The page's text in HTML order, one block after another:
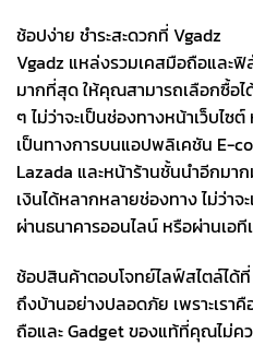
ช้อปง่าย ชำระสะดวกที่ Vgadz
Vgadz แหล่งรวมเคสมือถือและ
มากที่สุด ให้คุณสามารถเลือกซื้อ
ๆ ไม่ว่าจะเป็นช่องทางหน้าเว็บไ
เป็นทางการบนแอปพลิเคชัน E-
Lazada และหน้าร้านชั้นนำอีกมา
เงินได้หลากหลายช่องทาง ไม่ว่าจ
ผ่านธนาคารออนไลน์ หรือผ่านเอที
ช้อปสินค้าตอบโจทย์ไลฟ์สไตล์ได้
ถึงบ้านอย่างปลอดภัย เพราะเร
ถือและ Gadget ของแท้ที่คุณไม่ค